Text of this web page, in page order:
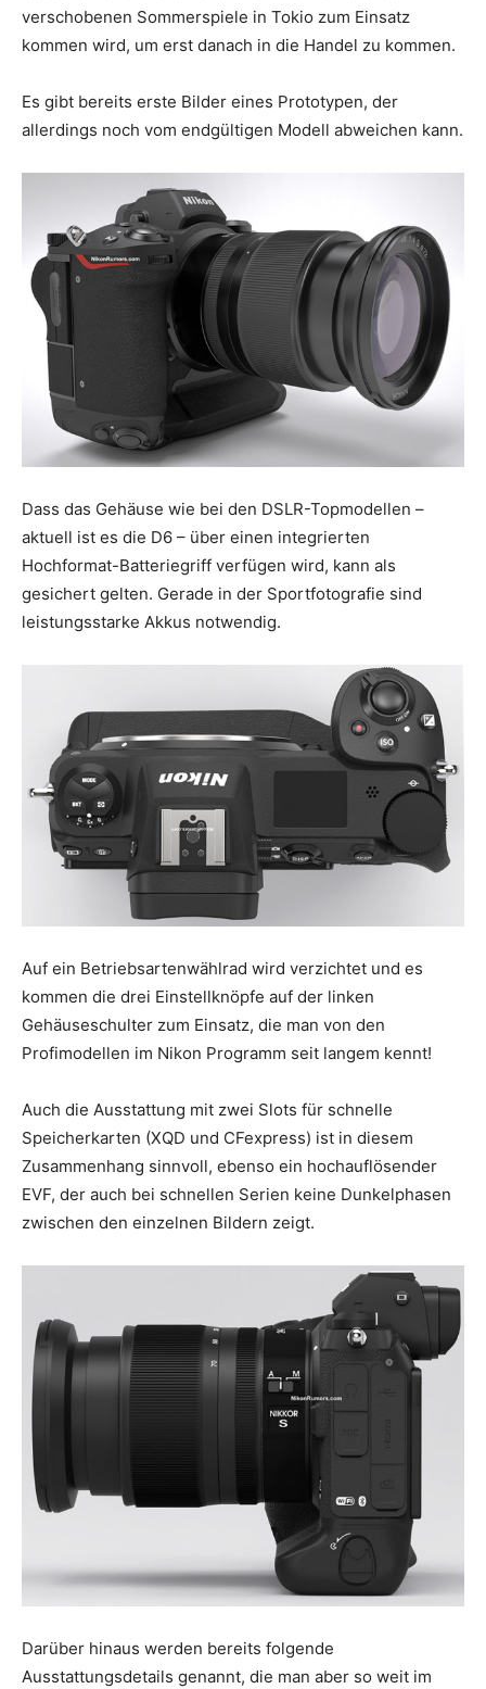
verschobenen Sommerspiele in Tokio zum Einsatz
kommen wird, um erst danach in die Handel zu kommen.
Es gibt bereits erste Bilder eines Prototypen, der
allerdings noch vom endgültigen Modell abweichen kann.
Dass das Gehäuse wie bei den DSLR-Topmodellen –
aktuell ist es die D6 – über einen integrierten
Hochformat-Batteriegriff verfügen wird, kann als
gesichert gelten. Gerade in der Sportfotografie sind
leistungsstarke Akkus notwendig.
Auf ein Betriebsartenwählrad wird verzichtet und es
kommen die drei Einstellknöpfe auf der linken
Gehäuseschulter zum Einsatz, die man von den
Profimodellen im Nikon Programm seit langem kennt!
Auch die Ausstattung mit zwei Slots für schnelle
Speicherkarten (XQD und CFexpress) ist in diesem
Zusammenhang sinnvoll, ebenso ein hochauflösender
EVF, der auch bei schnellen Serien keine Dunkelphasen
zwischen den einzelnen Bildern zeigt.
Darüber hinaus werden bereits folgende
Ausstattungsdetails genannt, die man aber so weit im